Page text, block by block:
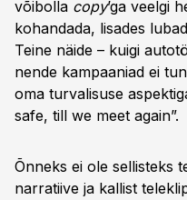
võibolla copy’ga veelgi
kohandada, lisades
Teine näide – kuigi
nende kampaaniad ei
oma turvalisuse
safe, till we meet again”.
Õnneks ei ole sellisteks
narratiive ja kallist